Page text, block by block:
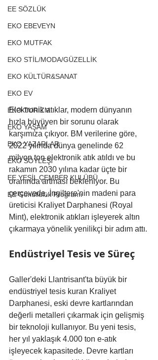
EE SÖZLÜK
EKO EBEVEYN
EKO MUTFAK
EKO STİL/MODA/GÜZELLİK
EKO KÜLTÜR&SANAT
EKO EV
EKO TURİZM
EKO YAŞAM
EKO YAZARLAR
EKO SÖYLEŞİ
EE YEŞİL ÇEMBER KULÜBÜ
EE Gönüllülük Programı
Elektronik atıklar, modern dünyanın
hızla büyüyen bir sorunu olarak
karşımıza çıkıyor. BM verilerine göre,
2022 yılında dünya genelinde 62
milyon ton elektronik atık atıldı ve bu
rakamın 2030 yılına kadar üçte bir
oranında artması bekleniyor. Bu
çerçevede, İngiltere'nin madeni para
üreticisi Kraliyet Darphanesi (Royal
Mint), elektronik atıkları işleyerek altın
çıkarmaya yönelik yenilikçi bir adım attı.
Endüstriyel Tesis ve Süreç
Galler'deki Llantrisant'ta büyük bir
endüstriyel tesis kuran Kraliyet
Darphanesi, eski devre kartlarından
değerli metalleri çıkarmak için gelişmiş
bir teknoloji kullanıyor. Bu yeni tesis,
her yıl yaklaşık 4.000 ton e-atık
işleyecek kapasitede. Devre kartları